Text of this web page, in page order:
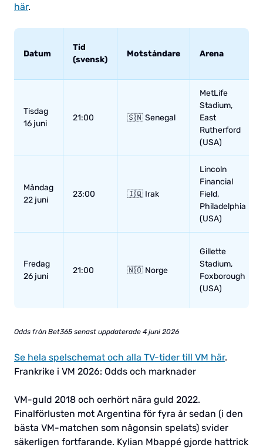
här.
Datum
Tid
(svensk)
Motståndare Arena
Tisdag
16 juni
21:00 🇸🇳 Senegal
MetLife
Stadium,
East
Rutherford
(USA)
Måndag
22 juni
23:00 🇮🇶 Irak
Lincoln
Financial
Field,
Philadelphia
(USA)
Fredag
26 juni
21:00 🇳🇴 Norge
Gillette
Stadium,
Foxborough
(USA)
Odds från Bet365 senast uppdaterade 4 juni 2026
Se hela spelschemat och alla TV-tider till VM här.
Frankrike i VM 2026: Odds och marknader
VM-guld 2018 och oerhört nära guld 2022.
Finalförlusten mot Argentina för fyra år sedan (i den
bästa VM-matchen som någonsin spelats) svider
säkerligen fortfarande. Kylian Mbappé gjorde hattrick